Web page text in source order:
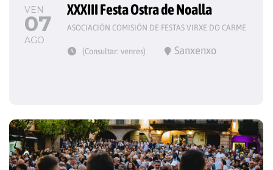
VEN
07
AGO
XXXIII Festa Ostra de Noalla
ASOCIACIÓN COMISIÓN DE FESTAS VIRXE DO CARME
(Consultar: venres) Sanxenxo